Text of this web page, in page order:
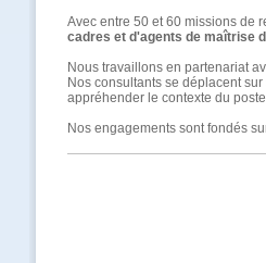
Avec entre 50 et 60 missions de
cadres et d'agents de maîtrise
Nous travaillons en partenariat
Nos consultants se déplacent
appréhender le contexte du
Nos engagements sont fondés